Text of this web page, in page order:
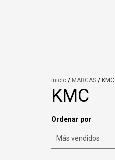
Inicio / MARCAS / KMC
KMC
Ordenar por